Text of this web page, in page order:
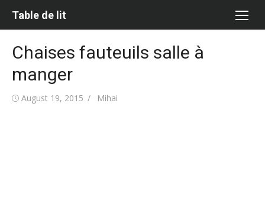
Table de lit
Chaises fauteuils salle à
manger
Posted
August 19, 2015 Author
Mihai